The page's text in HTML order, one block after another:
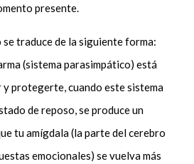
presente.
traduce de la siguiente forma:
(sistema parasimpático) está
y protegerte, cuando este sistema
de reposo, se produce un
tu amígdala (la parte del cerebro
emocionales) se vuelva más